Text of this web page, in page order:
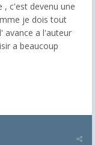
, c'est devenu une
je dois tout
avance a l'auteur
a beaucoup